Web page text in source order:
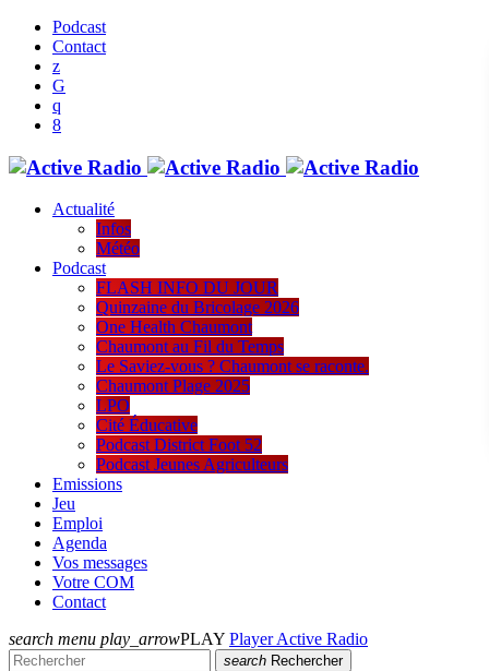
Podcast
Contact
Actualité
Infos
Météo
Podcast
FLASH INFO DU JOUR
Quinzaine du Bricolage 2026
One Health Chaumont
Chaumont au Fil du Temps
Le Saviez-vous ? Chaumont se raconte.
Chaumont Plage 2025
LPO
Cité Éducative
Podcast District Foot 52
Podcast Jeunes Agriculteurs
Emissions
Jeu
Emploi
Agenda
Vos messages
Votre COM
Contact
search menu play_arrowPLAY Player Active Radio
search Rechercher